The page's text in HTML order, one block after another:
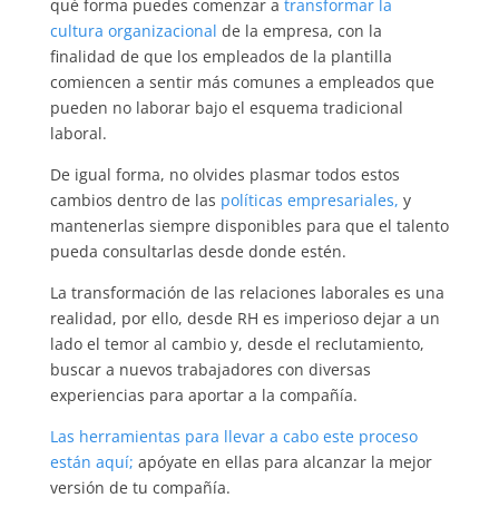
qué forma puedes comenzar a transformar la
cultura organizacional de la empresa, con la
finalidad de que los empleados de la plantilla
comiencen a sentir más comunes a empleados que
pueden no laborar bajo el esquema tradicional
laboral.
De igual forma, no olvides plasmar todos estos
cambios dentro de las políticas empresariales, y
mantenerlas siempre disponibles para que el talento
pueda consultarlas desde donde estén.
La transformación de las relaciones laborales es una
realidad, por ello, desde RH es imperioso dejar a un
lado el temor al cambio y, desde el reclutamiento,
buscar a nuevos trabajadores con diversas
experiencias para aportar a la compañía.
Las herramientas para llevar a cabo este proceso
están aquí; apóyate en ellas para alcanzar la mejor
versión de tu compañía.